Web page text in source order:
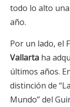
todo lo alto
año.
Por un lado, el
Vallarta ha
últimos años.
distinción de
Mundo” del